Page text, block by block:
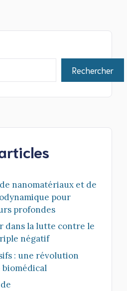
Rechercher
nanomatériaux et de
pour
profondes
dans la lutte contre le
négatif
: une révolution
biomédical